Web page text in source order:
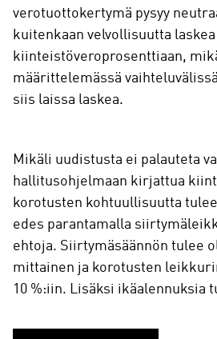
verotuottokertymä pysyy
kuitenkaan velvollisuutta laskea
kiinteistöveroprosenttiaan,
määrittelemässä
siis laissa laskea.
Mikäli uudistusta ei palauteta
hallitusohjelmaan kirjattua
korotusten kohtuullisuutta
edes parantamalla
ehtoja. Siirtymäsäännön tulee
mittainen ja korotusten
10 %:iin. Lisäksi ikäalennuksia